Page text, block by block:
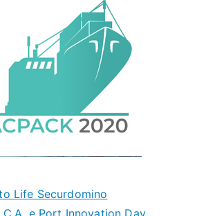
Life Securdomino
e Port Innovation Day